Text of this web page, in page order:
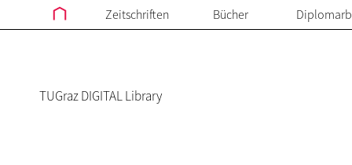
Zeitschriften Bücher
TUGraz DIGITAL Library